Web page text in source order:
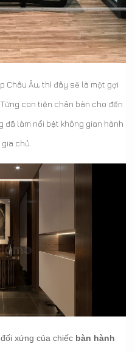
Châu Âu, thì đây sẽ là một gợi
con tiện chân bàn cho đến
đã làm nổi bật không gian hành
chủ.
xứng của chiếc bàn hành